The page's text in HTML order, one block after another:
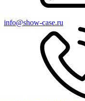
info@show-case.ru